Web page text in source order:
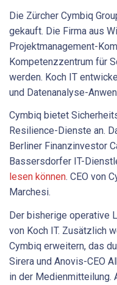
Die Zürcher Cymbiq
gekauft. Die Firma aus
Projektmanagement-
Kompetenzzentrum für
werden. Koch IT
und Datenanalyse-
Cymbiq bietet
Resilience-Dienste an.
Berliner Finanzinvestor
Bassersdorfer IT-
lesen können. CEO von
Marchesi.
Der bisherige operative
von Koch IT. Zusätzlich
Cymbiq erweitern, das
Sirera und Anovis-CEO
in der Medienmitteilung.